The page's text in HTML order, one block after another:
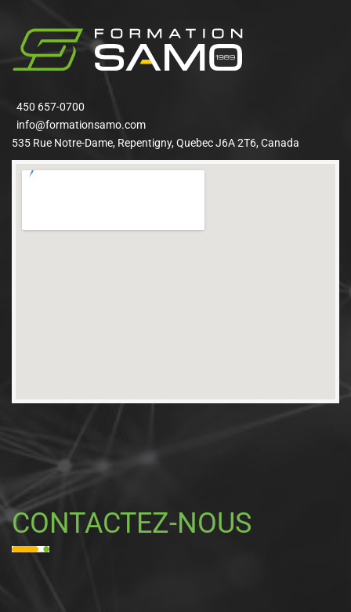
450 657-0700
info@formationsamo.com
535 Rue Notre-Dame, Repentigny, Quebec J6A 2T6, Canada
CONTACTEZ-NOUS